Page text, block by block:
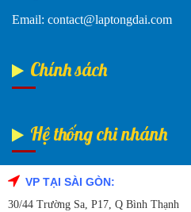
Email: contact@laptongdai.com
Chính sách
Hệ thống chi nhánh
VP TẠI SÀI GÒN:
30/44 Trường Sa, P17, Q Bình Thạnh
Fanpage Facebook